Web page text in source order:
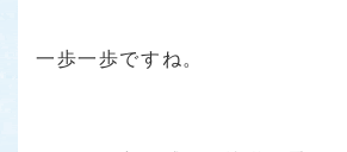
一歩一歩ですね。